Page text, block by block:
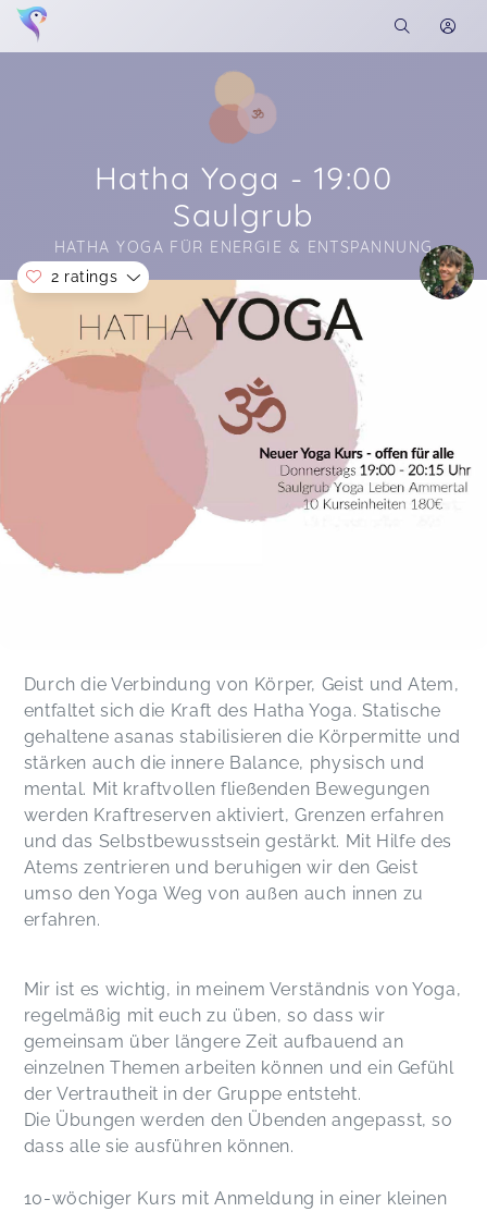
Hatha Yoga - 19:00
Saulgrub
HATHA YOGA FÜR ENERGIE & ENTSPANNUNG
Soon you will learn more about me here...
2 ratings
Du machst das echt gut,gerne auch länger das
Koshi Klangspiel oder die Klangschale
verwenden Liebe Grüße Rainer
Durch die Verbindung von Körper, Geist und Atem,
entfaltet sich die Kraft des Hatha Yoga. Statische
gehaltene asanas stabilisieren die Körpermitte und
stärken auch die innere Balance, physisch und
mental. Mit kraftvollen fließenden Bewegungen
werden Kraftreserven aktiviert, Grenzen erfahren
und das Selbstbewusstsein gestärkt. Mit Hilfe des
Atems zentrieren und beruhigen wir den Geist
umso den Yoga Weg von außen auch innen zu
erfahren.
Mir ist es wichtig, in meinem Verständnis von Yoga,
regelmäßig mit euch zu üben, so dass wir
gemeinsam über längere Zeit aufbauend an
einzelnen Themen arbeiten können und ein Gefühl
der Vertrautheit in der Gruppe entsteht.
Die Übungen werden den Übenden angepasst, so
dass alle sie ausführen können.
10-wöchiger Kurs mit Anmeldung in einer kleinen